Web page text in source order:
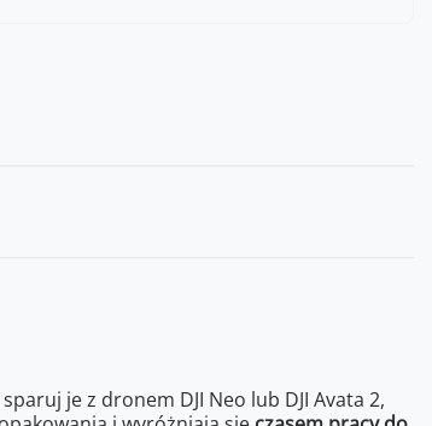
je z dronem DJI Neo lub DJI Avata 2,